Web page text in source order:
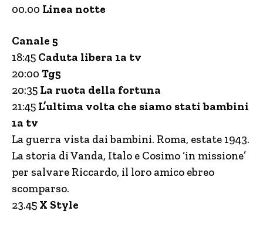
00.00 Linea notte
Canale 5
18:45 Caduta libera 1a tv
20:00 Tg5
20:35 La ruota della fortuna
21:45 L’ultima volta che siamo stati bambini
1a tv
La guerra vista dai bambini. Roma, estate 1943.
La storia di Vanda, Italo e Cosimo ‘in missione’
per salvare Riccardo, il loro amico ebreo
scomparso.
23.45 X Style